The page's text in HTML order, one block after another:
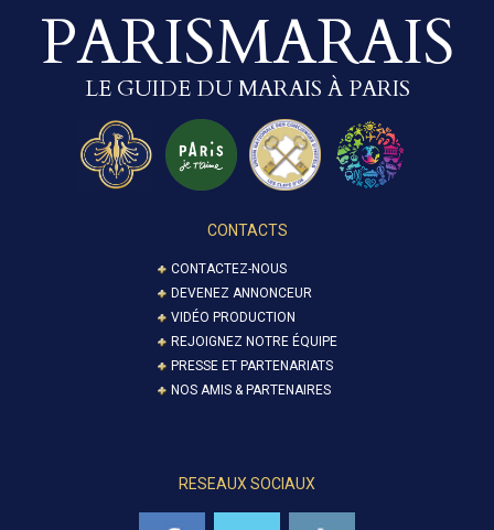
PARISMARAIS
LE GUIDE DU MARAIS À PARIS
CONTACTS
CONTACTEZ-NOUS
DEVENEZ ANNONCEUR
VIDÉO PRODUCTION
REJOIGNEZ NOTRE ÉQUIPE
PRESSE ET PARTENARIATS
NOS AMIS & PARTENAIRES
RESEAUX SOCIAUX